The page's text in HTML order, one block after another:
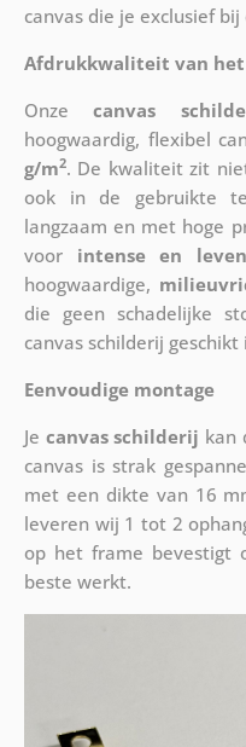
canvas die je exclusief bij
Afdrukkwaliteit van het
Onzecanvas
hoogwaardig, flexibel
g/m2. De kwaliteit zit
ook in de gebruikte
langzaam en met hoge
voor intense en
hoogwaardige,
die geen schadelijke
canvas schilderij
Eenvoudige montage
Je canvas schilderij kan
canvas is strak
met een dikte van 16
leveren wij 1 tot 2
op het frame bevestigt
beste werkt.